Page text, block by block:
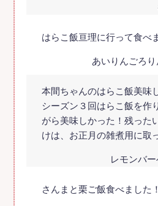
はらこ飯亘理に行って食べ
あいりんごろ
本間ちゃんのはらこ飯美味
シーズン３回はらこ飯を作
がら美味しかった！残った
けは、お正月の雑煮用に取
レモンバ
さんまと栗ご飯食べました！